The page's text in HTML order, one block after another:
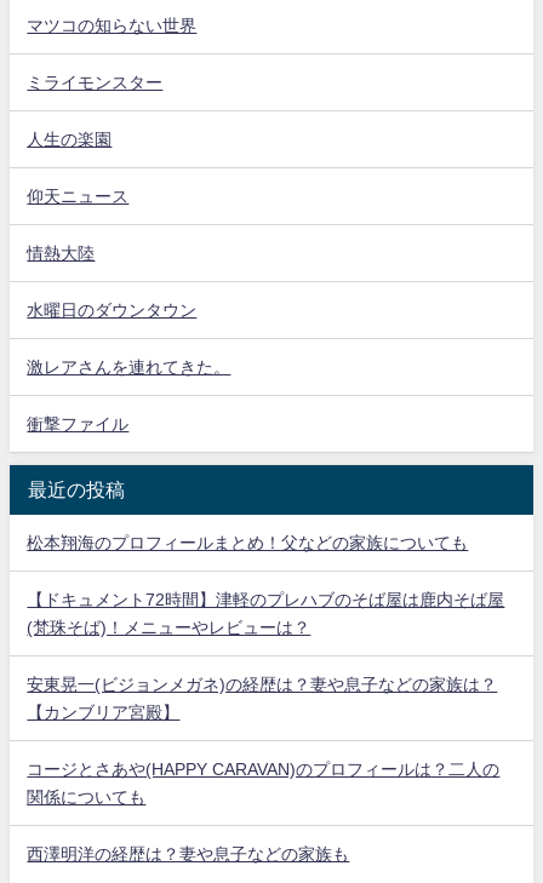
マツコの知らない世界
ミライモンスター
人生の楽園
仰天ニュース
情熱大陸
水曜日のダウンタウン
激レアさんを連れてきた。
衝撃ファイル
最近の投稿
松本翔海のプロフィールまとめ！父などの家族についても
【ドキュメント72時間】津軽のプレハブのそば屋は鹿内そば屋
(梵珠そば)！メニューやレビューは？
安東晃一(ビジョンメガネ)の経歴は？妻や息子などの家族は？
【カンブリア宮殿】
コージとさあや(HAPPY CARAVAN)のプロフィールは？二人の
関係についても
西澤明洋の経歴は？妻や息子などの家族も